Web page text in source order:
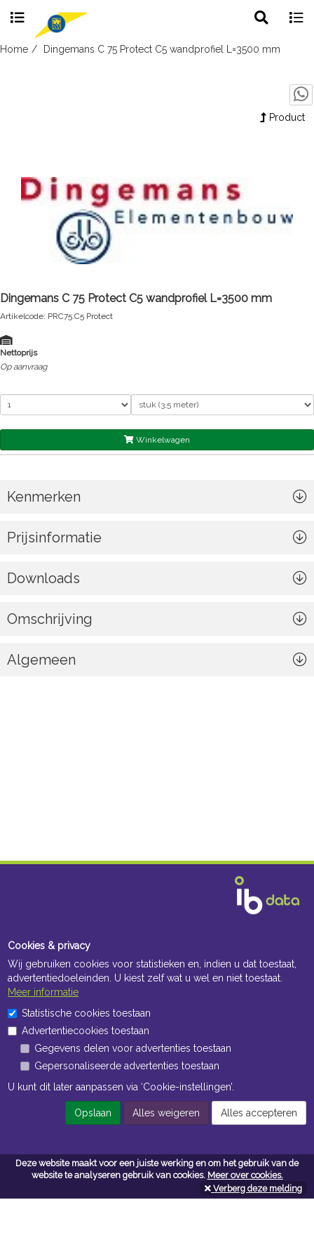
Deze website maakt voor een juiste werking en om het gebruik van de
website te analyseren gebruik van cookies. Meer over cookies.
Verberg deze melding
Skip
search
Home Dingemans C 75 Protect C5 wandprofiel L=3500 mm
Product
Dingemans C 75 Protect C5 wandprofiel L=3500 mm
Artikelcode: PRC75.C5 Protect
Nettoprijs
Op aanvraag
Winkelwagen
Kenmerken
Prijsinformatie
Downloads
Omschrijving
Algemeen
Openingstijden Kantoor
ma t/m vr 8:30 uur tot 17:00 uur
Openingstijden Magazijn
ma t/m vr 7:00 uur tot 16:30 uur
Navigatie
Algemene voorwaarden
Cookies & privacy
Wij gebruiken cookies voor statistieken en, indien u dat toestaat,
advertentiedoeleinden. U kiest zelf wat u wel en niet toestaat.
Meer informatie
Statistische cookies toestaan
Advertentiecookies toestaan
Gegevens delen voor advertenties toestaan
Gepersonaliseerde advertenties toestaan
U kunt dit later aanpassen via ‘Cookie-instellingen’.
Opslaan Alles weigeren Alles accepteren